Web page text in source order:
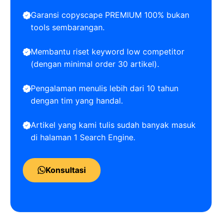
Garansi copyscape PREMIUM 100% bukan
tools sembarangan.
Membantu riset keyword low competitor
(dengan minimal order 30 artikel).
Pengalaman menulis lebih dari 10 tahun
dengan tim yang handal.
Artikel yang kami tulis sudah banyak masuk
di halaman 1 Search Engine.
Konsultasi